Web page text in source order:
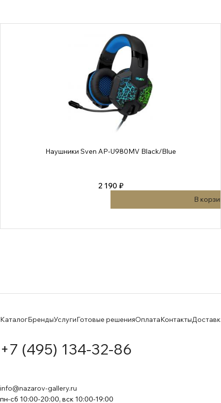
Наушники Sven AP-U980MV Black/Blue
2 190 ₽
В
КаталогБрендыУслугиГотовые решенияОплатаКонтакты
+7 (495) 134-32-86
info@nazarov-gallery.ru
пн-сб 10:00-20:00, вск 10:00-19:00